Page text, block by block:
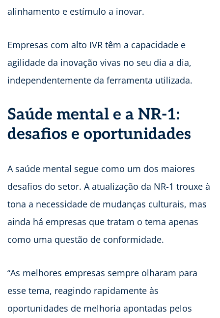
alinhamento e estímulo a inovar.
Empresas com alto IVR têm a capacidade e
agilidade da inovação vivas no seu dia a dia,
independentemente da ferramenta utilizada.
Saúde mental e a NR-1:
desafios e oportunidades
A saúde mental segue como um dos maiores
desafios do setor. A atualização da NR-1 trouxe à
tona a necessidade de mudanças culturais, mas
ainda há empresas que tratam o tema apenas
como uma questão de conformidade.
“As melhores empresas sempre olharam para
esse tema, reagindo rapidamente às
oportunidades de melhoria apontadas pelos